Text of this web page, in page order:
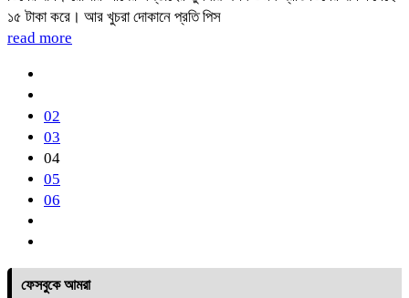
১৫ টাকা করে। আর খুচরা দোকানে প্রতি পিস
read more
02
03
04
05
06
ফেসবুকে আমরা